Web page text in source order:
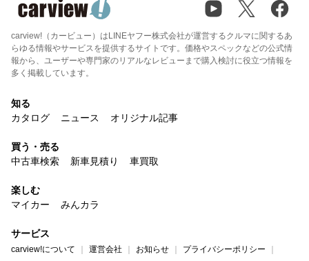
carview!（カービュー）はLINEヤフー株式会社が運営するクルマに関するあ
らゆる情報やサービスを提供するサイトです。価格やスペックなどの公式情
報から、ユーザーや専門家のリアルなレビューまで購入検討に役立つ情報を
多く掲載しています。
知る
カタログ
ニュース オリジナル記事
買う・売る
中古車検索
新車見積り 車買取
楽しむ
マイカー
みんカラ
サービス
carview!について 運営会社 お知らせ
プライバシーポリシー